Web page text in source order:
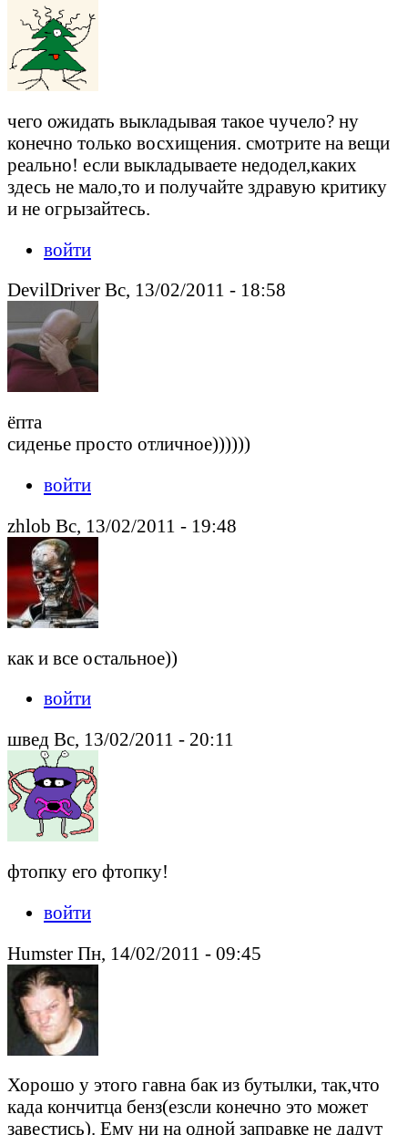
чего ожидать выкладывая такое чучело? ну
конечно только восхищения. смотрите на вещи
реально! если выкладываете недодел,каких
здесь не мало,то и получайте здравую критику
и не огрызайтесь.
войти
DevilDriver Вс, 13/02/2011 - 18:58
ёпта
сиденье просто отличное))))))
войти
zhlob Вс, 13/02/2011 - 19:48
как и все остальное))
войти
швед Вс, 13/02/2011 - 20:11
фтопку его фтопку!
войти
Humster Пн, 14/02/2011 - 09:45
Хорошо у этого гавна бак из бутылки, так,что
када кончитца бенз(езсли конечно это может
завестись). Ему ни на одной заправке не дадут